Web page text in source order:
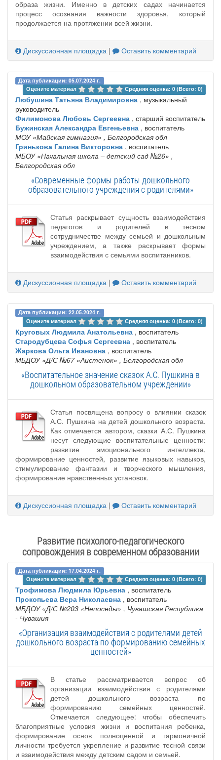
образа жизни. Именно в детских садах начинается
процесс осознания важности здоровья, который
продолжается на протяжении всей жизни.
Дискуссионная площадка | Оставить комментарий
Дата публикации: 05.07.2024 г.
Оцените материал
Средняя оценка: 0 (Всего: 0)
Любушина Татьяна Владимировна , музыкальный
руководитель
Филимонова Любовь Сергеевна , старший воспитатель
Бужинская Александра Евгеньевна , воспитатель
МОУ «Майская гимназия» , Белгородская обл
Гринькова Галина Викторовна , воспитатель
МБОУ «Начальная школа – детский сад №26» ,
Белгородская обл
«Современные формы работы дошкольного
образовательного учреждения с родителями»
Статья раскрывает сущность взаимодействия
педагогов и родителей в тесном
сотрудничестве между семьей и дошкольным
учреждением, а также раскрывает формы
взаимодействия с семьями воспитанников.
Дискуссионная площадка | Оставить комментарий
Дата публикации: 22.05.2024 г.
Оцените материал
Средняя оценка: 0 (Всего: 0)
Круговых Людмила Анатольевна , воспитатель
Стародубцева Софья Сергеевна , воспитатель
Жаркова Ольга Ивановна , воспитатель
МБДОУ «Д/С №67 «Аистенок» , Белгородская обл
«Воспитательное значение сказок А.С. Пушкина в
дошкольном образовательном учреждении»
Статья посвящена вопросу о влиянии сказок
А.С. Пушкина на детей дошкольного возраста.
Как отмечается автором, сказки А.С. Пушкина
несут следующие воспитательные ценности:
развитие эмоционального интеллекта,
формирование ценностей, развитие языковых навыков,
стимулирование фантазии и творческого мышления,
формирование нравственных установок.
Дискуссионная площадка | Оставить комментарий
Развитие психолого-педагогического
сопровождения в современном образовании
Дата публикации: 17.04.2024 г.
Оцените материал
Средняя оценка: 0 (Всего: 0)
Трофимова Людмила Юрьевна , воспитатель
Прокопьева Вера Николаевна , воспитатель
МБДОУ «Д/С №203 «Непоседы» , Чувашская Республика
- Чувашия
«Организация взаимодействия с родителями детей
дошкольного возраста по формированию семейных
ценностей»
В статье рассматривается вопрос об
организации взаимодействия с родителями
детей дошкольного возраста по
формированию семейных ценностей.
Отмечается следующее: чтобы обеспечить
благоприятные условия жизни и воспитания ребенка,
формирование основ полноценной и гармоничной
личности требуется укрепление и развитие тесной связи
и взаимодействия между детским садом и семьей.